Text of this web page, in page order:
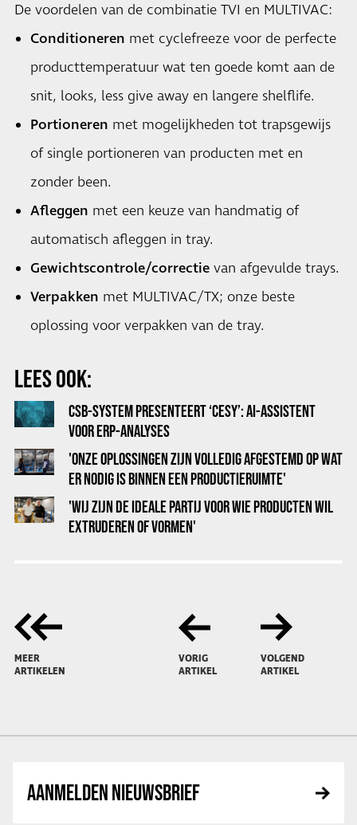
De voordelen van de combinatie TVI en MULTIVAC:
Conditioneren met cyclefreeze voor de perfecte
producttemperatuur wat ten goede komt aan de
snit, looks, less give away en langere shelflife.
Portioneren met mogelijkheden tot trapsgewijs
of single portioneren van producten met en
zonder been.
Afleggen met een keuze van handmatig of
automatisch afleggen in tray.
Gewichtscontrole/correctie van afgevulde trays.
Verpakken met MULTIVAC/TX; onze beste
oplossing voor verpakken van de tray.
LEES OOK:
CSB-SYSTEM PRESENTEERT ‘CESY’: AI-ASSISTENT
VOOR ERP-ANALYSES
'ONZE OPLOSSINGEN ZIJN VOLLEDIG AFGESTEMD OP WAT
ER NODIG IS BINNEN EEN PRODUCTIERUIMTE'
'WIJ ZIJN DE IDEALE PARTIJ VOOR WIE PRODUCTEN WIL
EXTRUDEREN OF VORMEN'
MEER
ARTIKELEN
VORIG
ARTIKEL
VOLGEND
ARTIKEL
AANMELDEN NIEUWSBRIEF